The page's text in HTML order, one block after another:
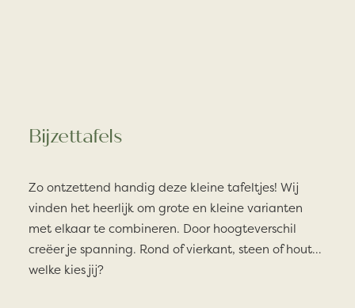
Bijzettafels
Zo ontzettend handig deze kleine tafeltjes! Wij
vinden het heerlijk om grote en kleine varianten
met elkaar te combineren. Door hoogteverschil
creëer je spanning. Rond of vierkant, steen of hout…
welke kies jij?